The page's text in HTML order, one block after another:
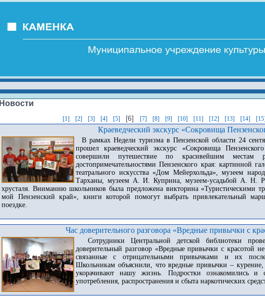
Новости
[1] [2] [3] [4] [5] [6] [7] [8] [9] [10] [11] [12] [13] [14] [15]
Краеведческий экскурс «Сокровища
В рамках Недели туризма в Пензенской области 24
прошел краеведческий экскурс «Сокровища
совершили путешествие по красивейшим местам
достопримечательностями Пензенского края: картинной
театрального искусства «Дом Мейерхольда», музеем
Тарханы, музеем А. И. Куприна, музеем-усадьбой А. Н.
хрусталя. Вниманию школьников была предложена викторина «Туристическими
мой Пензенский край», книги которой помогут выбрать привлекательный
поездке.
Час доверительного разговора «Вредные привычки с
Сотрудники Центральной детской библиотеки
доверительный разговор «Вредные привычки с красотой
связанные с отрицательными привычками и их
Школьникам объяснили, что вредные привычки – курение,
укорачивают нашу жизнь. Подростки ознакомились и
употребления, распространения и сбыта наркотических